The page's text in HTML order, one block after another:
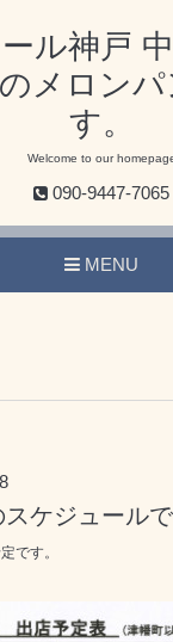
ル神戸
メロン
す。
Welcome to our
090-9447-7065
MENU
ケジュールで
です。